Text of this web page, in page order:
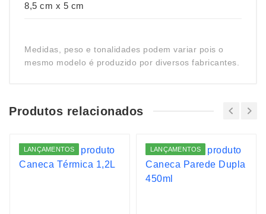
8,5 cm x 5 cm
Medidas, peso e tonalidades podem variar pois o
mesmo modelo é produzido por diversos fabricantes.
Produtos relacionados
LANÇAMENTOS LANÇAMENTOS